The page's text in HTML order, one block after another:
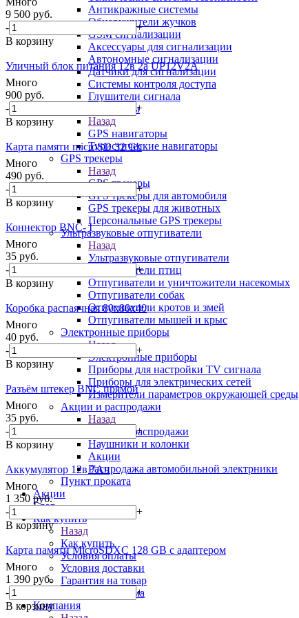
Антикражные системы
Обнаружители жучков
GSM сигнализации
Аксессуары для сигнализации
Автономные сигнализации
Датчики для сигнализации
Системы контроля доступа
Глушители сигнала
GPS навигаторы
Назад
GPS навигаторы
Туристические навигаторы
GPS трекеры
Назад
GPS трекеры
GPS трекеры для автомобиля
GPS трекеры для животных
Персональные GPS трекеры
Ультразвуковые отпугиватели
Назад
Ультразвуковые отпугиватели
Отпугиватели птиц
Отпугиватели и уничтожители насекомых
Отпугиватели собак
Отпугиватели кротов и змей
Отпугиватели мышей и крыс
Электронные приборы
Назад
Электронные приборы
Приборы для настройки TV сигнала
Приборы для электрических сетей
Измерители параметров окружающей среды
Акции и распродажи
Назад
Акции и распродажи
Наушники и колонки
Акции
Распродажа автомобильной электрники
Пункт проката
Акции
Блог
Как купить
Назад
Как купить
Условия оплаты
Условия доставки
Гарантия на товар
Бонусная система
Компания
9 500 руб.
-
+
В корзину
Уличный блок питания 12в 2а UP12V2A
Много
900 руб.
-
+
В корзину
Карта памяти microSD 32 Gb
Много
490 руб.
-
+
В корзину
Коннектор BNC- I
Много
35 руб.
-
+
В корзину
Коробка распаячная 80x80x40
Много
40 руб.
-
+
В корзину
Разъём штекер BNC прямой
Много
35 руб.
-
+
В корзину
Аккумулятор 12в 7Ач
Много
1 350 руб.
-
+
В корзину
Карта памяти MicroSDXC 128 GB с адаптером
Много
1 390 руб.
-
+
В корзину